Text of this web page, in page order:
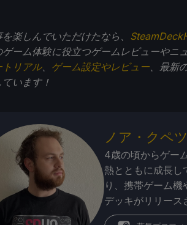
楽しんでいただけたなら、
ーム体験に役立つゲームレビューやニ
リアル、 ゲーム設定やレビュー 、最新
います！
ノア・クペ
4歳の頃からゲー
熱とともに成長し
り、携帯ゲーム
デッキがリリース